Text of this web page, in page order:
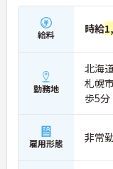
給料 時給
勤務地
北海
札幌
歩5分
雇用形態 非常